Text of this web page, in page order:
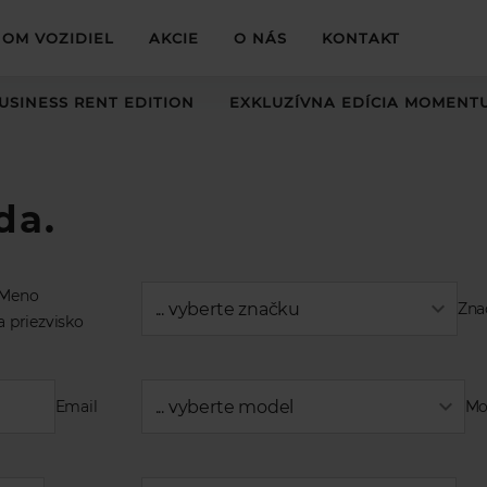
RENT EDITION EXKLUZÍVNA EDÍCIA
VOZIDIEL AKCIE O NÁS KONTAKT
... vyberte značku
... vyberte model
priezvisko
Email